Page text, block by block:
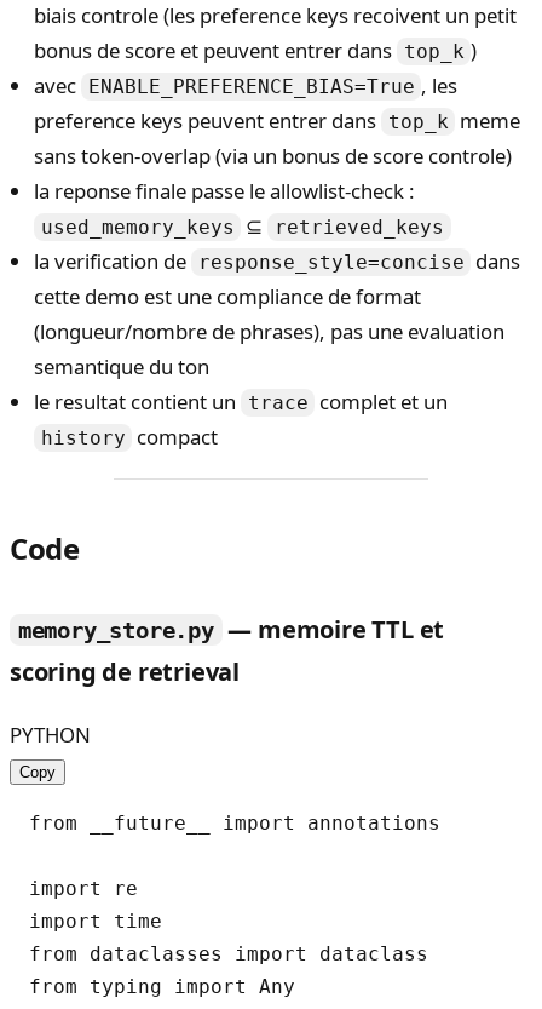
biais controle (les preference keys recoivent un petit
bonus de score et peuvent entrer dans top_k )
avec
ENABLE_PREFERENCE_BIAS=True , les
preference keys peuvent entrer dans top_k meme
sans token-overlap (via un bonus de score controle)
la reponse finale passe le allowlist-check :
used_memory_keys ⊆ retrieved_keys
la verification de response_style=concise dans
cette demo est une compliance de format
(longueur/nombre de phrases), pas une evaluation
semantique du ton
le resultat contient un
trace complet et un
history compact
Code
memory_store.py — memoire TTL et
scoring de retrieval
PYTHON
Copy
from __future__ import annotations
import re
import time
from dataclasses import dataclass
from typing import Any